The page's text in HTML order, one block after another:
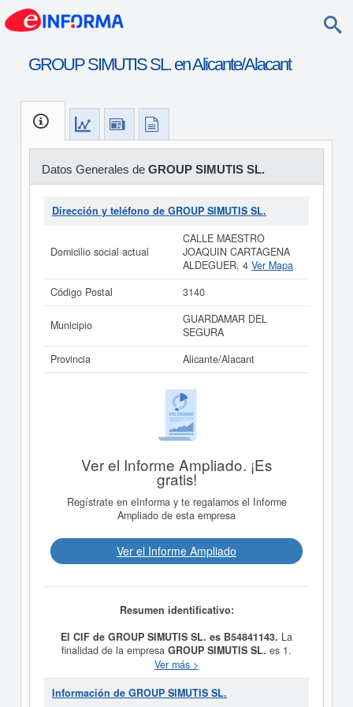
GROUP SIMUTIS SL. en Alicante/Alacant
Datos Generales de GROUP SIMUTIS SL.
Dirección y teléfono de GROUP SIMUTIS SL.
Domicilio social actual
CALLE MAESTRO
JOAQUIN CARTAGENA
ALDEGUER, 4 Ver Mapa
Código Postal
3140
Municipio
GUARDAMAR DEL
SEGURA
Provincia
Alicante/Alacant
Ver el Informe Ampliado. ¡Es
gratis!
Regístrate en eInforma y te regalamos el Informe
Ampliado de esta empresa
Ver el Informe Ampliado
Resumen identificativo:
El CIF de GROUP SIMUTIS SL. es B54841143. La
finalidad de la empresa GROUP SIMUTIS SL. es 1.
Compraventa de motocicletas y piezas de éstas. 2.
Promoción, construcción y rehabilitación de
parcelaciones, urbanizaciones y edificaciones, así como
Ver más >
Información de GROUP SIMUTIS SL.